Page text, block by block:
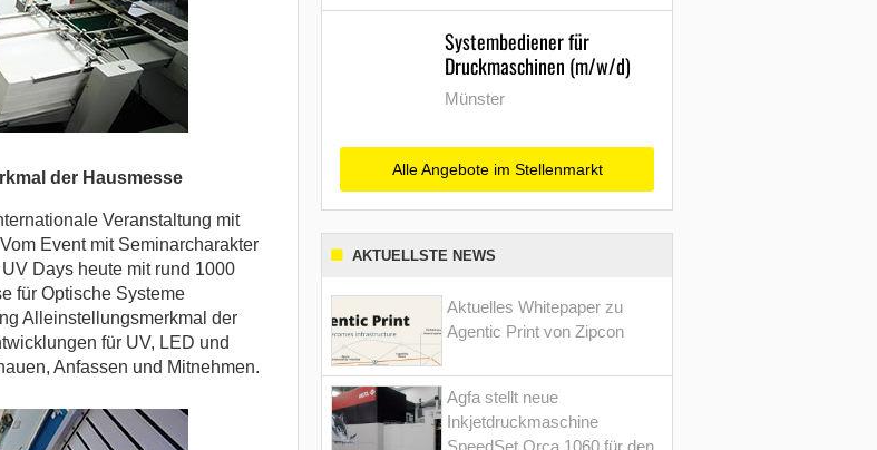
der Hausmesse
Veranstaltung mit
Event mit Seminarcharakter
Days heute mit rund 1000
für Optische Systeme
Alleinstellungsmerkmal der
für UV, LED und
Anfassen und Mitnehmen.
Systembediener für
Druckmaschinen (m/w/d)
Münster
Alle Angebote im Stellenmarkt
AKTUELLSTE NEWS
Aktuelles Whitepaper zu
Agentic Print von Zipcon
Agfa stellt neue
Inkjetdruckmaschine
SpeedSet Orca 1060 für den